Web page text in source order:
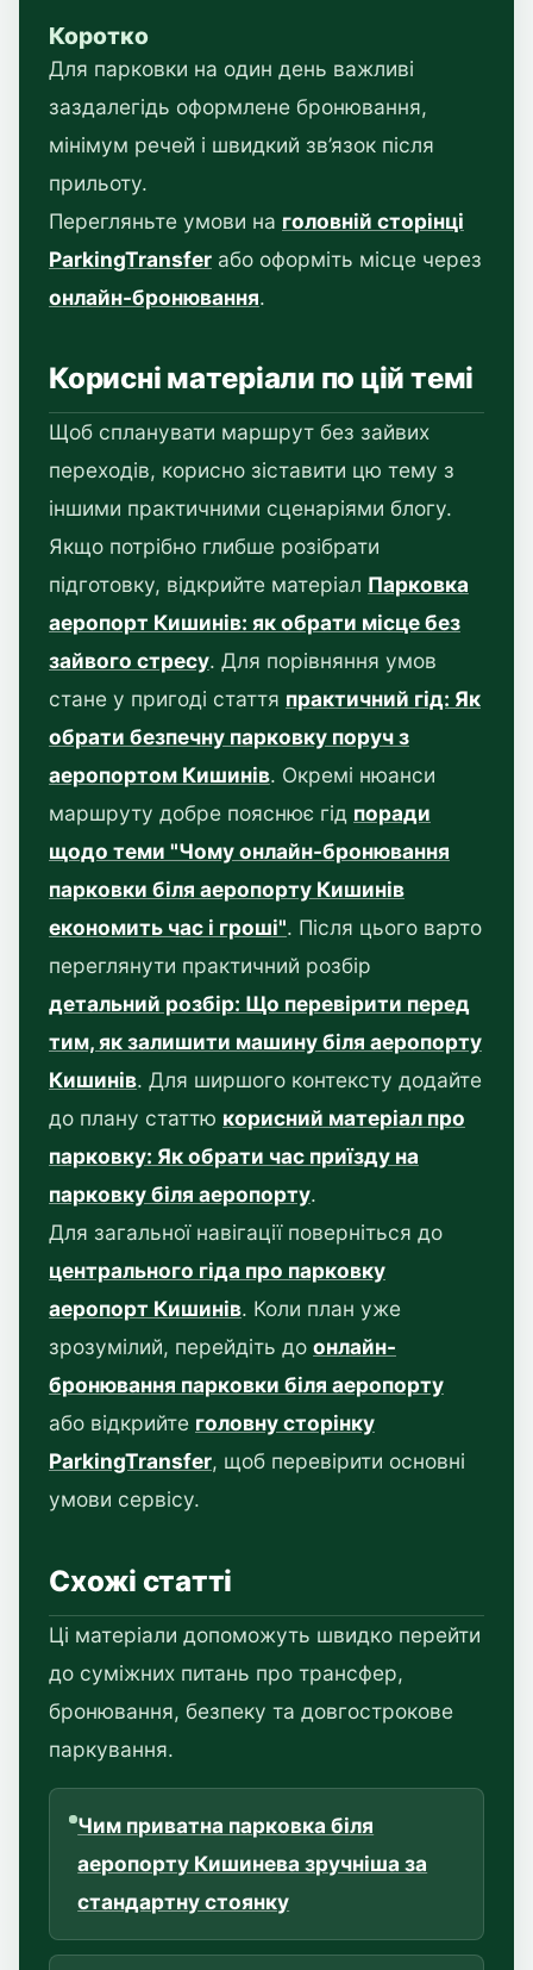
Коротко
Для парковки на один день важливі
заздалегідь оформлене бронювання,
мінімум речей і швидкий зв’язок після
прильоту.
Перегляньте умови на головній сторінці
ParkingTransfer або оформіть місце через
онлайн-бронювання.
Корисні матеріали по цій темі
Щоб спланувати маршрут без зайвих
переходів, корисно зіставити цю тему з
іншими практичними сценаріями блогу.
Якщо потрібно глибше розібрати
підготовку, відкрийте матеріал Парковка
аеропорт Кишинів: як обрати місце без
зайвого стресу. Для порівняння умов
стане у пригоді стаття практичний гід: Як
обрати безпечну парковку поруч з
аеропортом Кишинів. Окремі нюанси
маршруту добре пояснює гід поради
щодо теми "Чому онлайн-бронювання
парковки біля аеропорту Кишинів
економить час і гроші". Після цього варто
переглянути практичний розбір
детальний розбір: Що перевірити перед
тим, як залишити машину біля аеропорту
Кишинів. Для ширшого контексту додайте
до плану статтю корисний матеріал про
парковку: Як обрати час приїзду на
парковку біля аеропорту.
Для загальної навігації поверніться до
центрального гіда про парковку
аеропорт Кишинів. Коли план уже
зрозумілий, перейдіть до онлайн-
бронювання парковки біля аеропорту
або відкрийте головну сторінку
ParkingTransfer, щоб перевірити основні
умови сервісу.
Схожі статті
Ці матеріали допоможуть швидко перейти
до суміжних питань про трансфер,
бронювання, безпеку та довгострокове
паркування.
Чим приватна парковка біля
аеропорту Кишинева зручніша за
стандартну стоянку